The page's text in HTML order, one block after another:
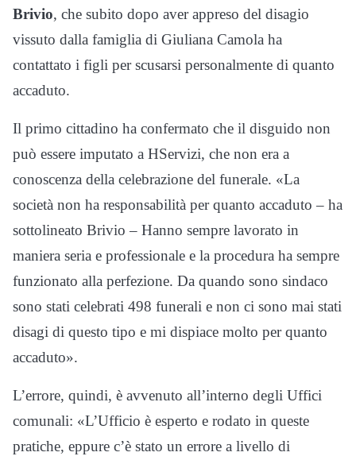
Brivio, che subito dopo aver appreso del disagio
vissuto dalla famiglia di Giuliana Camola ha
contattato i figli per scusarsi personalmente di quanto
accaduto.
Il primo cittadino ha confermato che il disguido non
può essere imputato a HServizi, che non era a
conoscenza della celebrazione del funerale. «La
società non ha responsabilità per quanto accaduto – ha
sottolineato Brivio – Hanno sempre lavorato in
maniera seria e professionale e la procedura ha sempre
funzionato alla perfezione. Da quando sono sindaco
sono stati celebrati 498 funerali e non ci sono mai stati
disagi di questo tipo e mi dispiace molto per quanto
accaduto».
L’errore, quindi, è avvenuto all’interno degli Uffici
comunali: «L’Ufficio è esperto e rodato in queste
pratiche, eppure c’è stato un errore a livello di